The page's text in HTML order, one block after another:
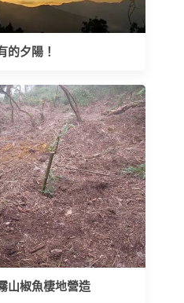
的夕陽！
山椒魚棲地營造